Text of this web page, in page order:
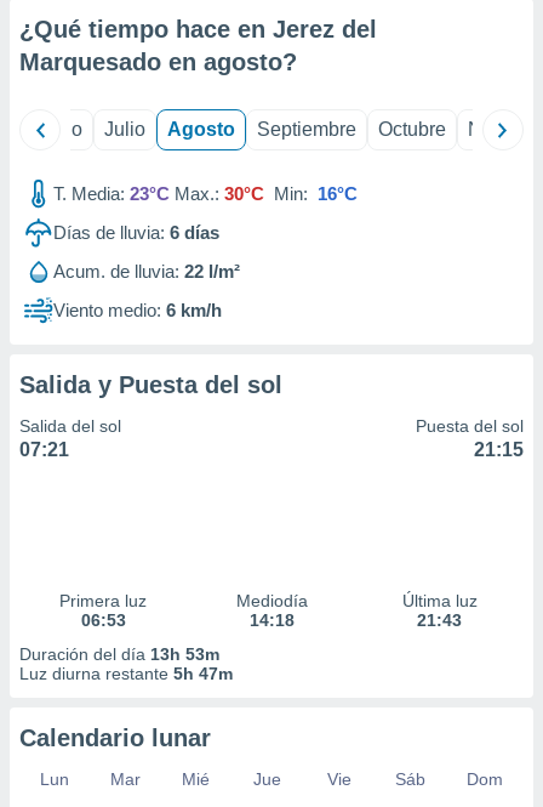
¿Qué tiempo hace en Jerez del
Marquesado en agosto?
Junio Julio Agosto Septiembre Octubre
T. Media: 23°C Max.: 30°C Min: 16°C
Días de lluvia: 6 días
Acum. de lluvia: 22 l/m²
Viento medio: 6 km/h
Salida y Puesta del sol
Salida del sol
07:21
Puesta del sol
21:15
Primera luz
06:53
Mediodía
14:18
Última luz
21:43
Duración del día 13h 53m
Luz diurna restante 5h 47m
Calendario lunar
Lun Mar Mié Jue Vie Sáb
Dom